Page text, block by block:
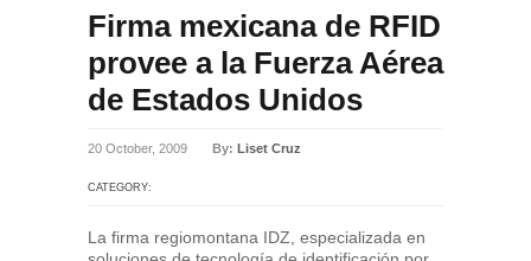
Firma mexicana de RFID
provee a la Fuerza Aérea
de Estados Unidos
20 October, 2009 By: Liset Cruz
CATEGORY:
La firma regiomontana IDZ, especializada en